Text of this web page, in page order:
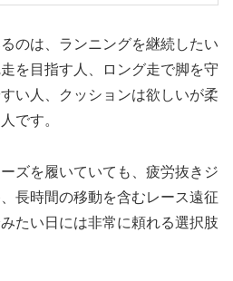
のは、ランニングを継続したい
を目指す人、ロング走で脚を守
い人、クッションは欲しいが柔
です。
ズを履いていても、疲労抜きジ
長時間の移動を含むレース遠征
たい日には非常に頼れる選択肢